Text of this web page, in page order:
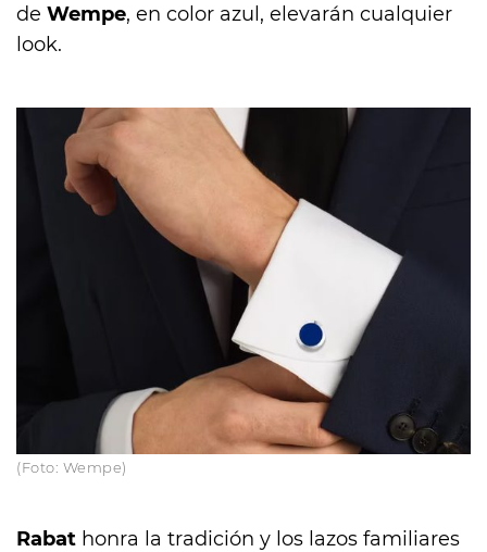
de Wempe, en color azul, elevarán cualquier
look.
(Foto: Wempe)
Rabat honra la tradición y los lazos familiares